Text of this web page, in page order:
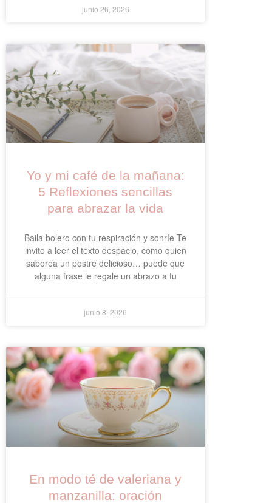
junio 26, 2026
Yo y mi café de la mañana:
5 Reflexiones sencillas
para abrazar la vida
Baila bolero con tu respiración y sonríe Te
invito a leer el texto despacio, como quien
saborea un postre delicioso… puede que
alguna frase le regale un abrazo a tu
junio 8, 2026
En modo té de valeriana y
manzanilla: oración